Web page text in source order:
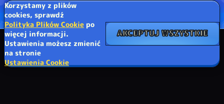
Korzystamy z plików
cookies, sprawdź
Polityka Plików Cookie po
więcej informacji.
Ustawienia możesz zmienić
na stronie
Ustawienia Cookie
AKCEPTUJ WSZYSTKIE